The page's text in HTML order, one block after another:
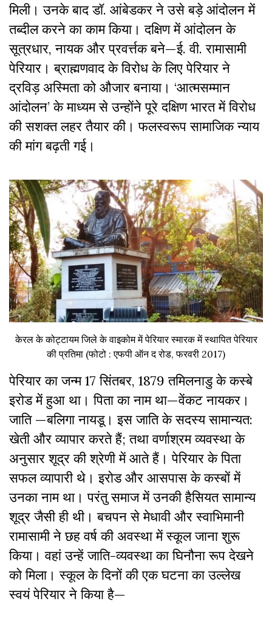
मिली। उनके बाद डॉ. आंबेडकर ने उसे बड़े आंदोलन में
तब्दील करने का काम किया। दक्षिण में आंदोलन के
सूत्रधार, नायक और प्रवर्त्तक बने—ई. वी. रामासामी
पेरियार। ब्राह्मणवाद के विरोध के लिए पेरियार ने
द्रविड़ अस्मिता को औजार बनाया। ‘आत्मसम्मान
आंदोलन’ के माध्यम से उन्होंने पूरे दक्षिण भारत में विरोध
की सशक्त लहर तैयार की। फलस्वरूप सामाजिक न्याय
की मांग बढ़ती गई।
केरल के कोट्टायम जिले के वाइकोम में पेरियार स्मारक में स्थापित पेरियार
की प्रतिमा (फोटो : एफपी ऑन द रोड, फरवरी 2017)
पेरियार का जन्म 17 सिंतबर, 1879 तमिलनाडु के कस्बे
इरोड में हुआ था। पिता का नाम था—वेंकट नायकर।
जाति —बलिगा नायडू। इस जाति के सदस्य सामान्यत:
खेती और व्यापार करते हैं; तथा वर्णाश्रम व्यवस्था के
अनुसार शूद्र की श्रेणी में आते हैं। पेरियार के पिता
सफल व्यापारी थे। इरोड और आसपास के कस्बों में
उनका नाम था। परंतु समाज में उनकी हैसियत सामान्य
शूद्र जैसी ही थी। बचपन से मेधावी और स्वाभिमानी
रामासामी ने छह वर्ष की अवस्था में स्कूल जाना शुरू
किया। वहां उन्हें जाति-व्यवस्था का घिनौना रूप देखने
को मिला। स्कूल के दिनों की एक घटना का उल्लेख
स्वयं पेरियार ने किया है—